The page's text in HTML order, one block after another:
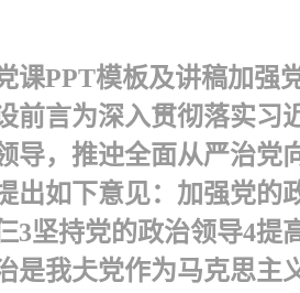
课PPT模板及讲稿加
前言为深入贯彻落实
，推迚全面从严治
如下意见：加强党的
坚持党的政治领导4提
是我仧党作为马克思